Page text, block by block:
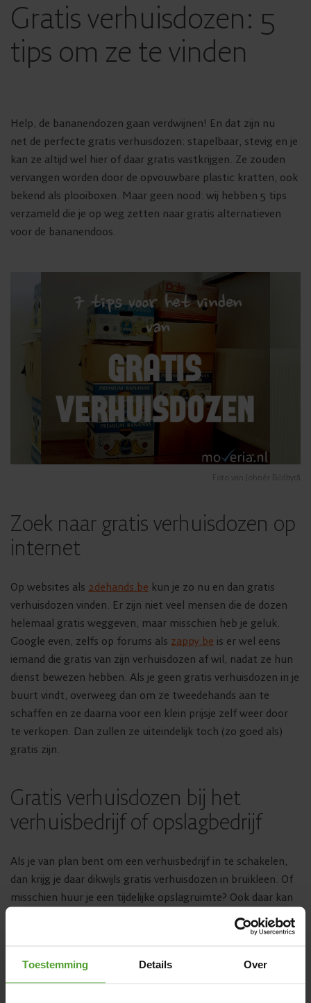
Toestemming Details Over
Gratis verhuisdozen: 5
tips om ze te vinden
Help, de bananendozen gaan verdwijnen! En dat zijn nu
net de perfecte gratis verhuisdozen: stapelbaar, stevig en je
kan ze altijd wel hier of daar gratis vastkrijgen. Ze zouden
vervangen worden door de opvouwbare plastic kratten, ook
bekend als plooiboxen. Maar geen nood: wij hebben 5 tips
verzameld die je op weg zetten naar gratis alternatieven
voor de bananendoos.
Zoek naar gratis verhuisdozen op
internet
Op websites als 2dehands.be kun je zo nu en dan gratis
verhuisdozen vinden. Er zijn niet veel mensen die de dozen
helemaal gratis weggeven, maar misschien heb je geluk.
Google even, zelfs op forums als zappy.be is er wel eens
iemand die gratis van zijn verhuisdozen af wil, nadat ze hun
dienst bewezen hebben. Als je geen gratis verhuisdozen in je
buurt vindt, overweeg dan om ze tweedehands aan te
schaffen en ze daarna voor een klein prijsje zelf weer door
te verkopen. Dan zullen ze uiteindelijk toch (zo goed als)
gratis zijn.
Gratis verhuisdozen bij het
verhuisbedrijf of opslagbedrijf
Als je van plan bent om een verhuisbedrijf in te schakelen,
dan krijg je daar dikwijls gratis verhuisdozen in bruikleen. Of
misschien huur je een tijdelijke opslagruimte? Ook daar kan
je vaak gratis verhuisdozen krijgen. Vraag er zeker naar bij
het verhuisbedrijf of opslagbedrijf waarmee je samenwerkt!
Durf gebruikte verhuisdozen